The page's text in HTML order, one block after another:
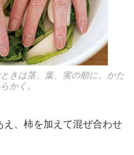
きは茎、葉、実の順に。かた
かく。
え、柿を加えて混ぜ合わせ